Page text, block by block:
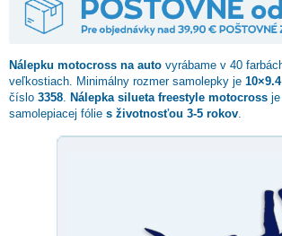
Nálepku motocross na auto vyrábame v 40
veľkostiach. Minimálny rozmer samolepky je
číslo 3358 Nálepka silueta freestyle motocross
samolepiacej fólie s životnosťou 3-5 rokov